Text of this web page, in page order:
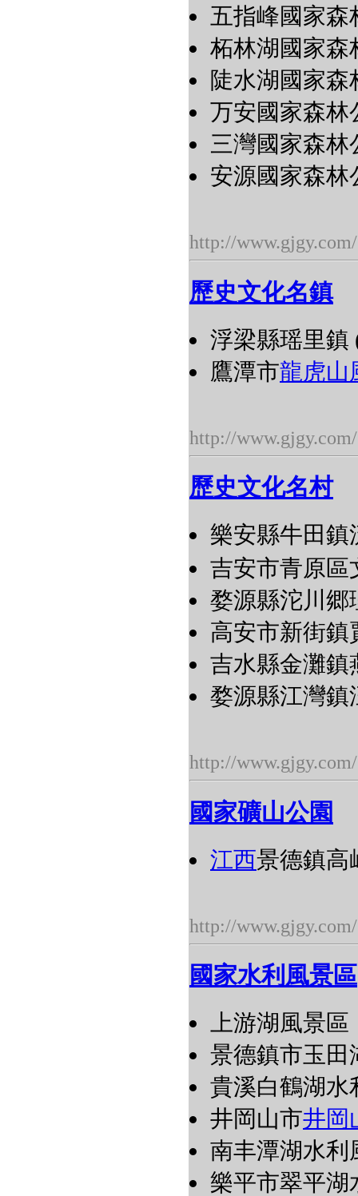
五指峰國家森
柘林湖國家森
陡水湖國家森
万安國家森林
三灣國家森林
安源國家森林
http://www.gjgy.com/
歷史文化名鎮
浮梁縣瑶里鎮
鷹潭市龍虎山
http://www.gjgy.com/
歷史文化名村
樂安縣牛田鎮
吉安市青原
婺源縣沱川郷
高安市新街鎮
吉水縣金灘鎮
婺源縣江灣鎮
http://www.gjgy.com/
國家礦山公園
江西景德鎮高
http://www.gjgy.com/
國家水利風景區
上游湖風景區
景德鎮市玉田
貴溪白鶴湖水
井岡山市井岡
南丰潭湖水利
樂平市翠平湖